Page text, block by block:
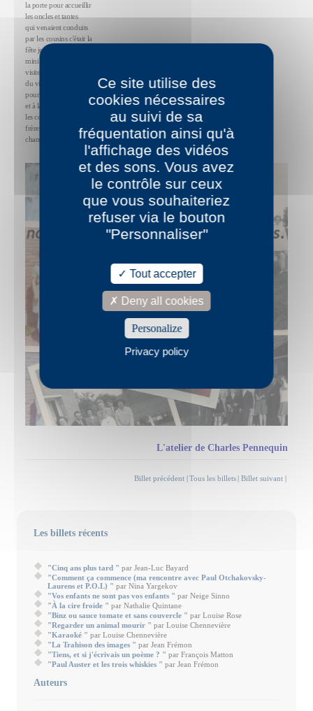
la porte pour accueillir
les oncles et tantes
qui venaient conduits
par les cousins c'était la
fête je prenais mon
mini vélo je faisais
visiter les marais
du village et on rentrait
pour prendre l'apéro
et à la nuit tombante
les copains de mes
frères chantaient des
chansons de scouts
L'atelier de Charles Pennequin
Billet précédent |Tous les billets | Billet suivant |
Les billets récents
"Cinq ans plus tard " par Jean-Luc Bayard
"Comment ça commence (ma rencontre avec Paul Otchakovsky-
Laurens et P.O.L) " par Nina Yargekov
"Vos enfants ne sont pas vos enfants " par Neige Sinno
"À la cire froide " par Nathalie Quintane
"Binz ou sauce tomate et sans couvercle " par Louise Rose
"Regarder un animal mourir " par Louise Chennevière
"Karaoké " par Louise Chennevière
"La Trahison des images " par Jean Frémon
"Tiens, et si j'écrivais un poème ? " par François Matton
"Paul Auster et les trois whiskies " par Jean Frémon
Auteurs
Ce site utilise des
cookies nécessaires
au suivi de sa
fréquentation ainsi qu'à
l'affichage des vidéos
et des sons. Vous avez
le contrôle sur ceux
que vous souhaiteriez
refuser via le bouton
"Personnaliser"
Tout accepter
Deny all cookies
Personalize
Privacy policy